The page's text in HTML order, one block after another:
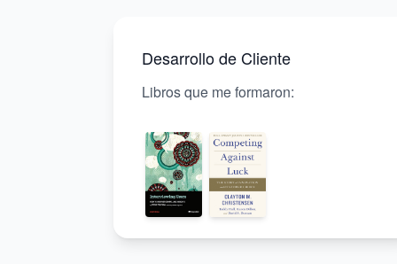
Desarrollo de Cliente
Libros que me formaron: